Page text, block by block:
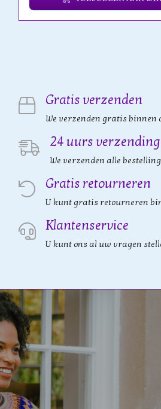
Gratis verzenden
We verzenden gratis binnen
24 uurs verzending
We verzenden alle
Gratis retourneren
U kunt gratis retourneren
Klantenservice
U kunt ons al uw vragen